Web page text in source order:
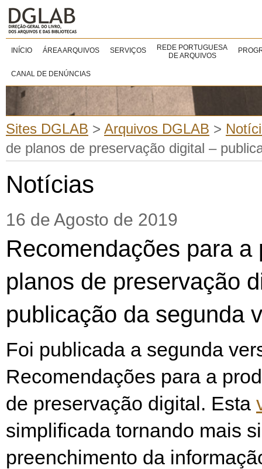
INÍCIO ÁREA ARQUIVOS SERVIÇOS
REDE PORTUGUESA
DE ARQUIVOS
CANAL DE DENÚNCIAS
Sites DGLAB > Arquivos DGLAB >
de planos de preservação digital –
Notícias
16 de Agosto de 2019
Recomendações para a
planos de preservação
publicação da segunda
Foi publicada a segunda
Recomendações para a
de preservação digital. Esta
simplificada tornando mais
preenchimento da